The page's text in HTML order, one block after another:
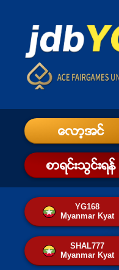
ေလာ့အင္
စာရင္းသြင္းရန္
YG168
Myanmar Kyat
SHAL777
Myanmar Kyat